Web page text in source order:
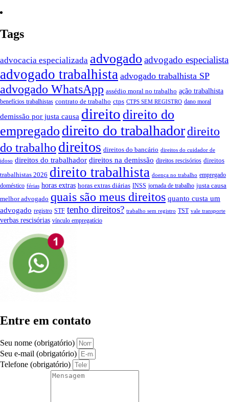
Tags
advocacia especializada advogado advogado especialista
advogado trabalhista advogado trabalhista SP
advogado WhatsApp assédio moral no trabalho ação trabalhista
benefícios trabalhistas contrato de trabalho ctps CTPS SEM REGISTRO dano moral
demissão por justa causa direito direito do
empregado direito do trabalhadordireito
do trabalho direitos direitos do bancário direitos do cuidador de
idoso direitos do trabalhador direitos na demissão direitos rescisórios direitos
trabalhistas 2026 direito trabalhista doença no trabalho empregado
doméstico férias horas extras horas extras diárias INSS jornada de trabalho justa causa
melhor advogado quais são meus direitos quanto custa um
advogado registro STF tenho direitos? trabalho sem registro TST vale transporte
verbas rescisórias vínculo empregatício
Entre em contato
Seu nome (obrigatório)
Seu e-mail (obrigatório)
Telefone (obrigatório)